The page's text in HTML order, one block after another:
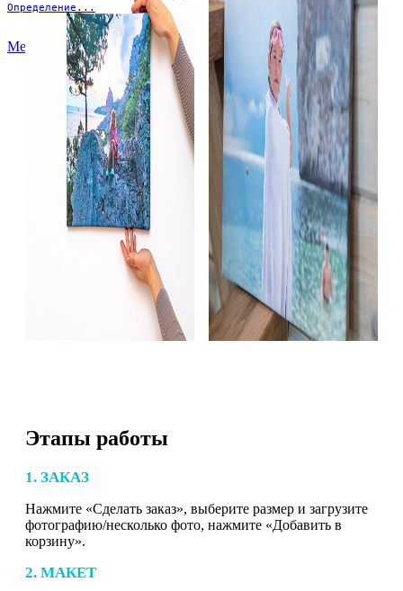
Определение...
Меню
Этапы работы
1. ЗАКАЗ
Нажмите «Сделать заказ», выберите размер и загрузите
фотографию/несколько фото, нажмите «Добавить в
корзину».
2. МАКЕТ